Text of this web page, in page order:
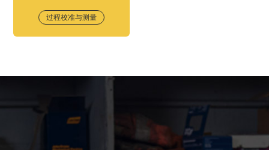
过程校准与测量